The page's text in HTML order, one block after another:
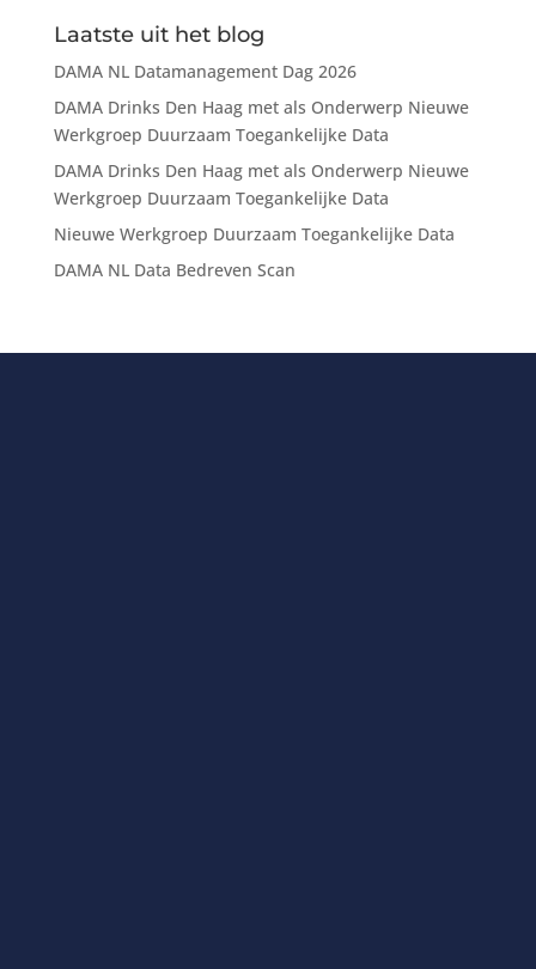
Laatste uit het blog
DAMA NL Datamanagement Dag 2026
DAMA Drinks Den Haag met als Onderwerp Nieuwe
Werkgroep Duurzaam Toegankelijke Data
DAMA Drinks Den Haag met als Onderwerp Nieuwe
Werkgroep Duurzaam Toegankelijke Data
Nieuwe Werkgroep Duurzaam Toegankelijke Data
DAMA NL Data Bedreven Scan